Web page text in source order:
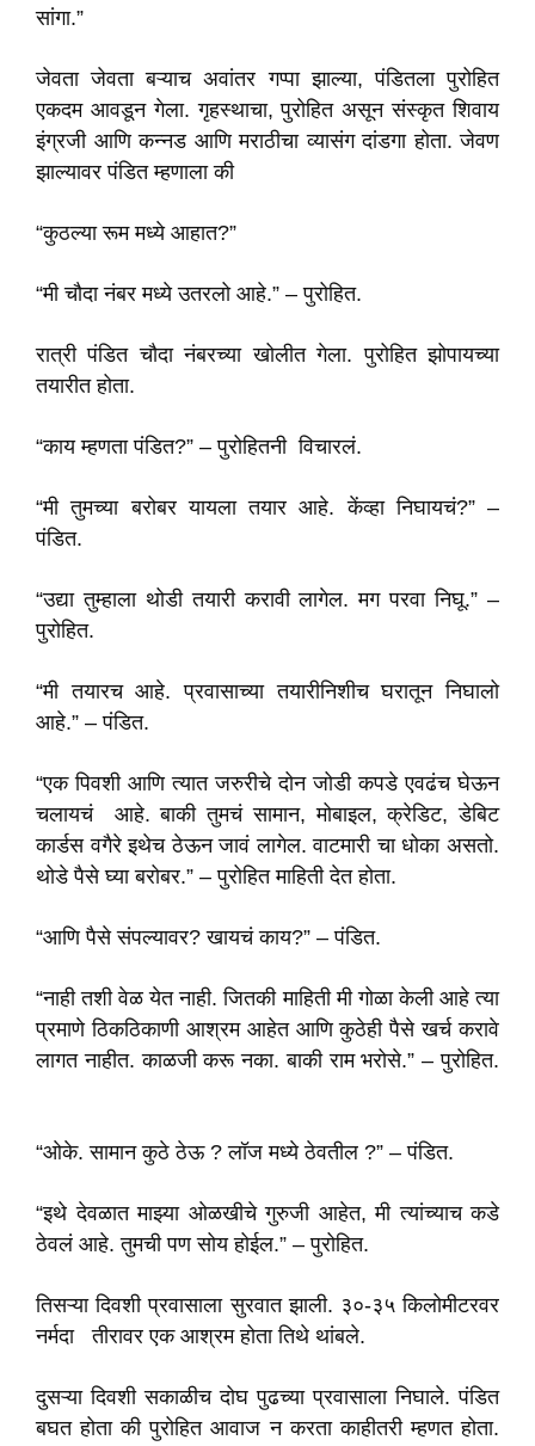
सांगा.”
जेवता जेवता बऱ्याच अवांतर गप्पा झाल्या, पंडितला पुरोहित
एकदम आवडून गेला. गृहस्थाचा, पुरोहित असून संस्कृत शिवाय
इंग्रजी आणि कन्नड आणि मराठीचा व्यासंग दांडगा होता. जेवण
झाल्यावर पंडित म्हणाला की
“कुठल्या रूम मध्ये आहात?”
“मी चौदा नंबर मध्ये उतरलो आहे.” – पुरोहित.
रात्री पंडित चौदा नंबरच्या खोलीत गेला. पुरोहित झोपायच्या
तयारीत होता.
“काय म्हणता पंडित?” – पुरोहितनी विचारलं.
“मी तुमच्या बरोबर यायला तयार आहे. केंव्हा निघायचं?” –
पंडित.
“उद्या तुम्हाला थोडी तयारी करावी लागेल. मग परवा निघू.” –
पुरोहित.
“मी तयारच आहे. प्रवासाच्या तयारीनिशीच घरातून निघालो
आहे.” – पंडित.
“एक पिवशी आणि त्यात जरुरीचे दोन जोडी कपडे एवढंच घेऊन
चलायचं आहे. बाकी तुमचं सामान, मोबाइल, क्रेडिट, डेबिट
कार्डस वगैरे इथेच ठेऊन जावं लागेल. वाटमारी चा धोका असतो.
थोडे पैसे घ्या बरोबर.” – पुरोहित माहिती देत होता.
“आणि पैसे संपल्यावर? खायचं काय?” – पंडित.
“नाही तशी वेळ येत नाही. जितकी माहिती मी गोळा केली आहे त्या
प्रमाणे ठिकठिकाणी आश्रम आहेत आणि कुठेही पैसे खर्च करावे
लागत नाहीत. काळजी करू नका. बाकी राम भरोसे.” – पुरोहित.
“ओके. सामान कुठे ठेऊ ? लॉज मध्ये ठेवतील ?” – पंडित.
“इथे देवळात माझ्या ओळखीचे गुरुजी आहेत, मी त्यांच्याच कडे
ठेवलं आहे. तुमची पण सोय होईल.” – पुरोहित.
तिसऱ्या दिवशी प्रवासाला सुरवात झाली. ३०-३५ किलोमीटरवर
नर्मदा तीरावर एक आश्रम होता तिथे थांबले.
दुसऱ्या दिवशी सकाळीच दोघ पुढच्या प्रवासाला निघाले. पंडित
बघत होता की पुरोहित आवाज न करता काहीतरी म्हणत होता.